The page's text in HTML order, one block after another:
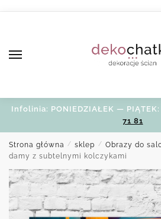
Infolinia: PONIEDZIAŁEK —
71 81
Strona główna / sklep / Obrazy do
damy z subtelnymi kolczykami